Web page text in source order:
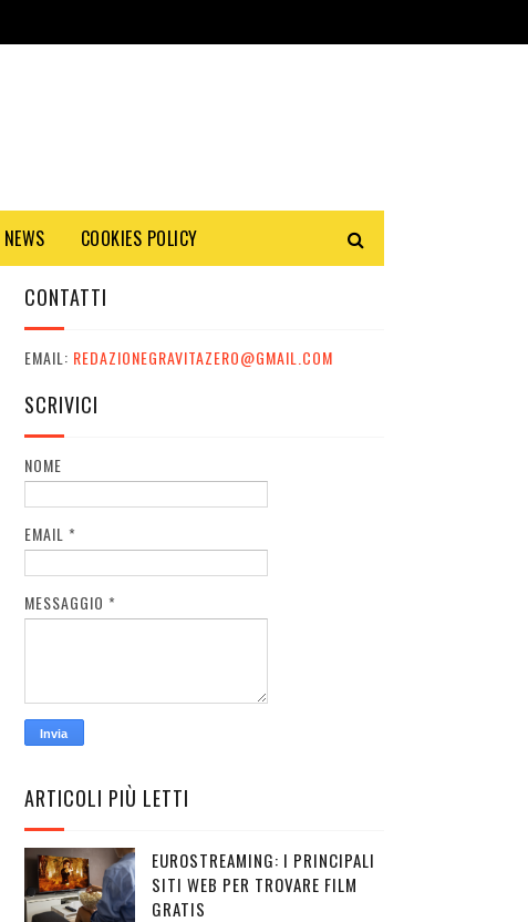
NEWS COOKIES POLICY
CONTATTI
EMAIL: REDAZIONEGRAVITAZERO@GMAIL.COM
SCRIVICI
NOME
EMAIL *
MESSAGGIO *
ARTICOLI PIÙ LETTI
EUROSTREAMING: I PRINCIPALI
SITI WEB PER TROVARE FILM
GRATIS